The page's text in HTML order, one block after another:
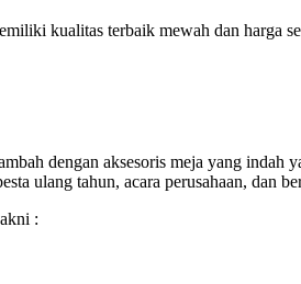
kualitas terbaik mewah dan harga
dengan aksesoris meja yang indah
ulang tahun, acara perusahaan, dan
: